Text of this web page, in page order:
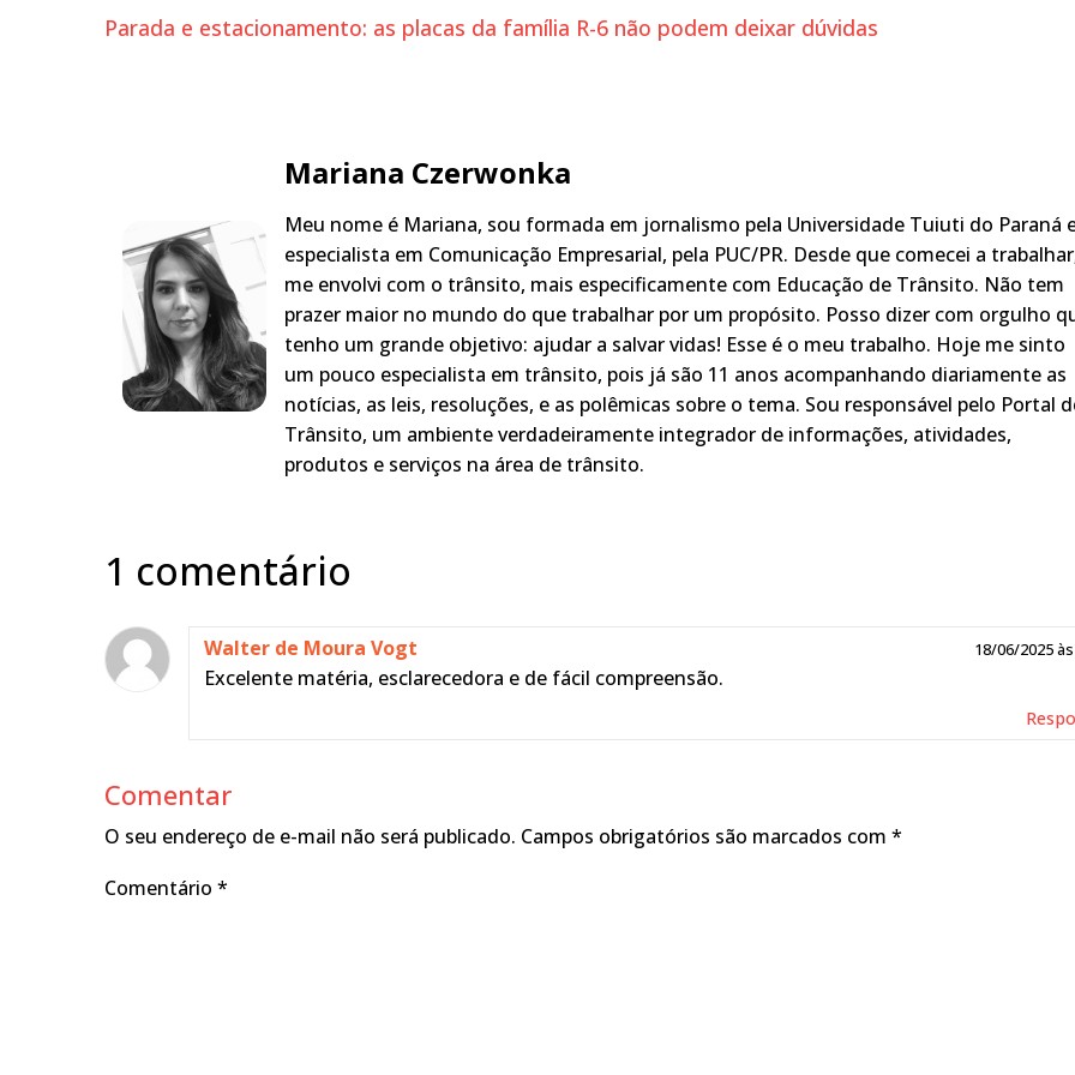
Parada e estacionamento: as placas da família R-6 não podem deixar dúvidas
Mariana Czerwonka
Meu nome é Mariana, sou formada em jornalismo pela Universidade Tuiuti do Paraná
especialista em Comunicação Empresarial, pela PUC/PR. Desde que comecei a
me envolvi com o trânsito, mais especificamente com Educação de Trânsito. Não tem
prazer maior no mundo do que trabalhar por um propósito. Posso dizer com orgulho
tenho um grande objetivo: ajudar a salvar vidas! Esse é o meu trabalho. Hoje me sinto
um pouco especialista em trânsito, pois já são 11 anos acompanhando diariamente as
notícias, as leis, resoluções, e as polêmicas sobre o tema. Sou responsável pelo Portal
Trânsito, um ambiente verdadeiramente integrador de informações, atividades,
produtos e serviços na área de trânsito.
1 comentário
Walter de Moura Vogt 18/06/2025
Excelente matéria, esclarecedora e de fácil compreensão.
Comentar
O seu endereço de e-mail não será publicado. Campos obrigatórios são marcados com *
Comentário *